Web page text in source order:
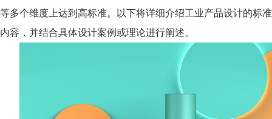
等多个维度上达到高标准。以下将详细介绍工业产品设计的标准
内容，并结合具体设计案例或理论进行阐述。